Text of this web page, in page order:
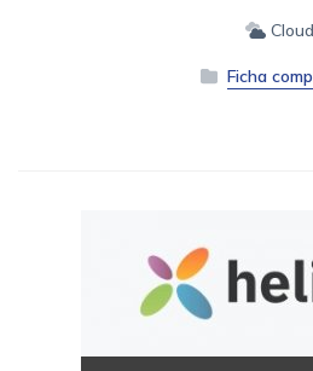
Cloud
Ficha